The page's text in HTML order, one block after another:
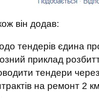
він додав:
тендерів єдина
приклад
тендери
на ремонт 2